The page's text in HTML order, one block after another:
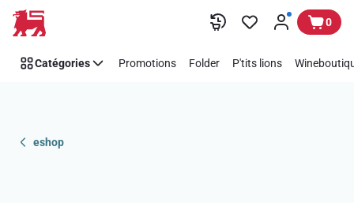
Passer 0
Catégories Promotions Folder P'tits lions
eshop